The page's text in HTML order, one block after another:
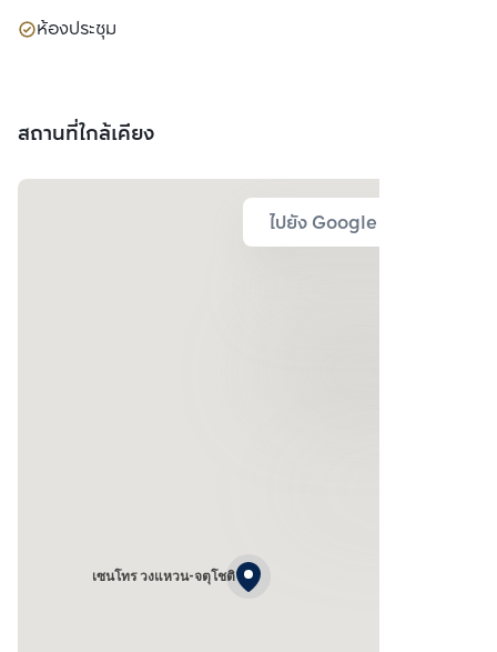
ห้องประชุม
สถานที่ใกล้เคียง
ไปยัง Google Map
เซนโทร วงแหวน-จตุโชติ